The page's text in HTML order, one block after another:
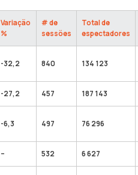
Variação
%
# de
sessões
Total de
espectadores
-32,2 840 134 123
-27,2 457 187 143
-6,3 497 76 296
– 532 6 627